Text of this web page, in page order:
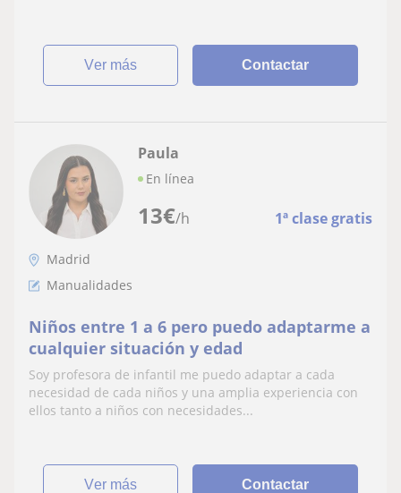
ver más Contactar
13€/h 1ª clase gratis
Paula
En línea
Madrid
Manualidades
Niños entre 1 a 6 pero puedo adaptarme a
cualquier situación y edad
Soy profesora de infantil me puedo adaptar a cada
necesidad de cada niños y una amplia experiencia con
ellos tanto a niños con necesidades...
ver más Contactar